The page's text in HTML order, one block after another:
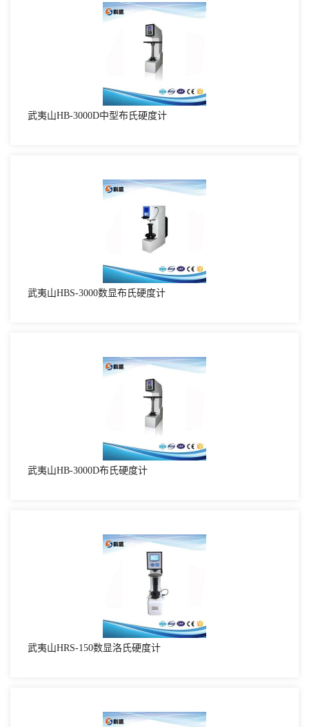
武夷山HB-3000D中型布氏硬度计
武夷山HBS-3000数显布氏硬度计
武夷山HB-3000D布氏硬度计
武夷山HRS-150数显洛氏硬度计